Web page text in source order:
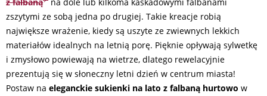
zszytymi ze sobą jedna po drugiej. Takie kreacje robią
największe wrażenie, kiedy są uszyte ze zwiewnych lekkich
materiałów idealnych na letnią porę. Pięknie opływają sylwetkę
i zmysłowo powiewają na wietrze, dlatego rewelacyjnie
prezentują się w słoneczny letni dzień w centrum miasta!
Postaw na eleganckie sukienki na lato z falbaną hurtowo w